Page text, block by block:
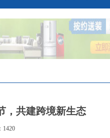
，共建跨境新生态
1420